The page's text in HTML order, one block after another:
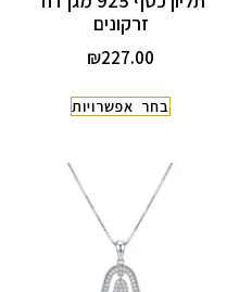
זרקונים
₪227.00
בחר אפשרויות